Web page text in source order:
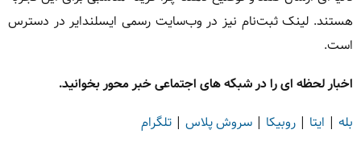
هستند. لینک ثبت‌نام نیز در وب‌سایت رسمی ایسلندایر در دسترس
است.
اخبار لحظه ای را در شبکه های اجتماعی خبر محور بخوانید.
بله | ایتا | روبیکا | سروش پلاس | تلگرام